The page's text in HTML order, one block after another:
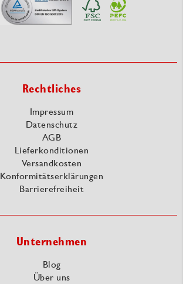
Rechtliches
Impressum
Datenschutz
AGB
Lieferkonditionen
Versandkosten
Konformitätserklärungen
Barrierefreiheit
Unternehmen
Blog
Über uns